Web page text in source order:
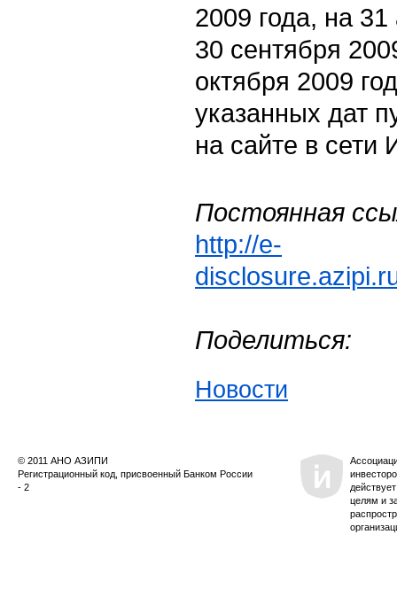
2009 года, на 31
30 сентября
октября 2009
указанных дат
на сайте в сети
Постоянная
http://e-
Поделиться:
Новости
© 2011 АНО АЗИПИ
Регистрационный код, присвоенный Банком России
- 2
целям и